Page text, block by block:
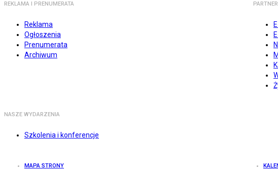
REKLAMA I PRENUMERATA
Reklama
Ogłoszenia
Prenumerata
Archiwum
NASZE WYDARZENIA
Szkolenia i konferencje
MAPA STRONY